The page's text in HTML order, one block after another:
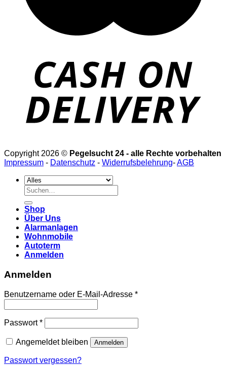
Copyright 2026 © Pegelsucht 24 - alle Rechte vorbehalten
Impressum - Datenschutz - Widerrufsbelehrung-AGB
Suchen
nach:
Shop
Über Uns
Alarmanlagen
Wohnmobile
Autoterm
Anmelden
Anmelden
Benutzername oder E-Mail-Adresse *Erforderlich
Passwort*Erforderlich
Angemeldet bleiben Anmelden
Passwort vergessen?